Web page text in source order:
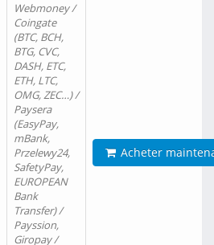
Webmoney /
Coingate
(BTC, BCH,
BTG, CVC,
DASH, ETC,
ETH, LTC,
OMG, ZEC…) /
Paysera
(EasyPay,
mBank,
Przelewy24,
SafetyPay,
EUROPEAN
Bank
Transfer) /
Payssion,
Giropay /
Acheter